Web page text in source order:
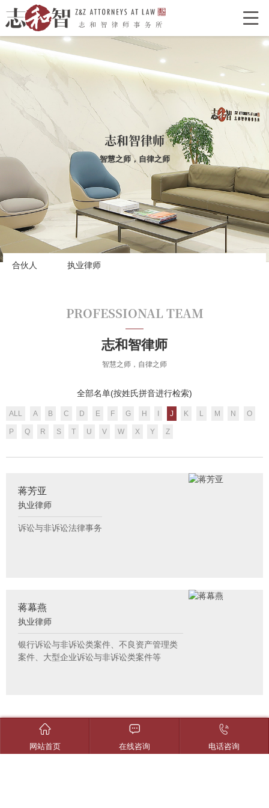

网站首页
律所介绍 律所荣誉 特色型服务 合作单位
志和智律师
执业律师
业务领域
经典案例
新闻资讯
律所党建
志和智律师
智慧之师，自律之师
合伙人 执业律师
PROFESSIONAL TEAM
志和智律师
智慧之师，自律之师
全部名单(按姓氏拼音进行检索)
ALL A B C D E F G H J K L M N O
P Q R S T U V W X Y Z
蒋芳亚
执业律师
诉讼与非诉讼法律事务
蒋幕燕
执业律师
银行诉讼与非诉讼类案件、不良资产管理类
案件、大型企业诉讼与非诉讼类案件等
Copyright © 2026 重庆志和智律师事务所. All right reserved
网站地图 渝ICP备19003159号-1
渝公网安备 50010302503844号

网站首页

在线咨询

电话咨询